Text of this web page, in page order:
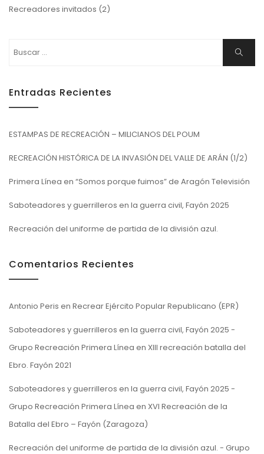
Recreadores invitados (2)
Buscar
Entradas Recientes
ESTAMPAS DE RECREACIÓN – MILICIANOS DEL POUM
RECREACIÓN HISTÓRICA DE LA INVASIÓN DEL VALLE DE ARÁN (1/2)
Primera Línea en “Somos porque fuimos” de Aragón Televisión
Saboteadores y guerrilleros en la guerra civil, Fayón 2025
Recreación del uniforme de partida de la división azul.
Comentarios Recientes
Antonio Peris en Recrear Ejército Popular Republicano (EPR)
Saboteadores y guerrilleros en la guerra civil, Fayón 2025 -
Grupo Recreación Primera Línea en XIII recreación batalla del
Ebro. Fayón 2021
Saboteadores y guerrilleros en la guerra civil, Fayón 2025 -
Grupo Recreación Primera Línea en XVI Recreación de la
Batalla del Ebro – Fayón (Zaragoza)
Recreación del uniforme de partida de la división azul. - Grupo